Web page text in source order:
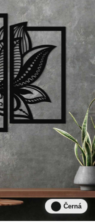
Černá